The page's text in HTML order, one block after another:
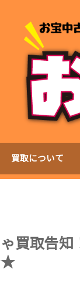
買取について
買取告知